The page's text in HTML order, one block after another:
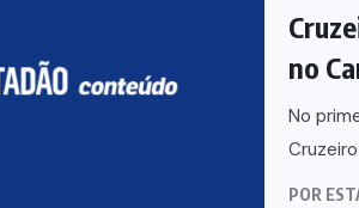
no
No
POR